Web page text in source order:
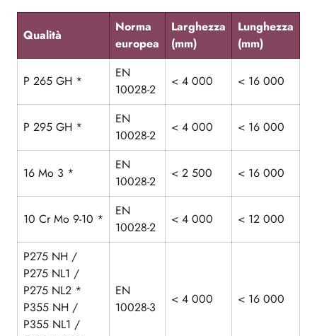
Qualità
Norma
europea
Larghezza
(mm)
Lunghezza
(mm)
P 265 GH *
EN
10028-2
< 4 000 < 16 000
P 295 GH *
EN
10028-2
< 4 000 < 16 000
16 Mo 3 *
EN
10028-2
< 2 500 < 16 000
10 Cr Mo 9-10 *
EN
10028-2
< 4 000 < 12 000
P275 NH /
P275 NL1 /
P275 NL2 *
P355 NH /
P355 NL1 /
EN
10028-3
< 4 000 < 16 000